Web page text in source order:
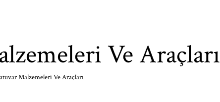
Ve Araçları
Malzemeleri Ve Araçları